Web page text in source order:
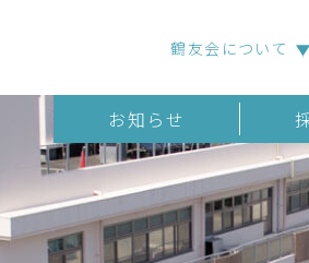
鶴友会について
お知らせ